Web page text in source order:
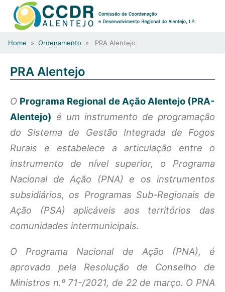
Home » Ordenamento » PRA Alentejo
PRA Alentejo
O Programa Regional de Ação Alentejo (PRA-
Alentejo) é um instrumento de programação
do Sistema de Gestão Integrada de Fogos
Rurais e estabelece a articulação entre o
instrumento de nível superior, o Programa
Nacional de Ação (PNA) e os instrumentos
subsidiários, os Programas Sub-Regionais de
Ação (PSA) aplicáveis aos territórios das
comunidades intermunicipais.
O Programa Nacional de Ação (PNA), é
aprovado pela Resolução de Conselho de
Ministros n.º 71-/2021, de 22 de março. O PNA